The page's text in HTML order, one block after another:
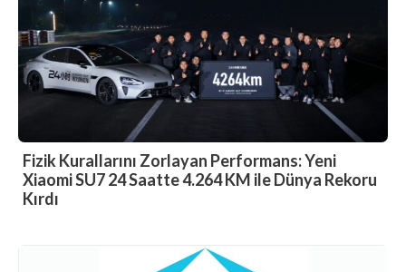
Fizik Kurallarını Zorlayan Performans: Yeni
Xiaomi SU7 24 Saatte 4.264 KM ile Dünya Rekoru
Kırdı